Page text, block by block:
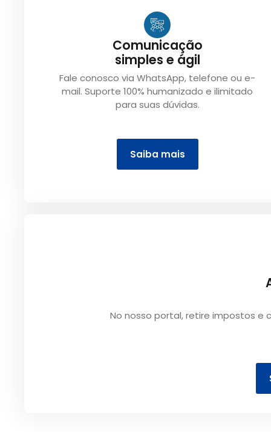
Comunicação
simples e ágil
Fale conosco via WhatsApp, telefone ou e-
mail. Suporte 100% humanizado e ilimitado
para suas dúvidas.
Saiba mais
No nosso portal, retire impostos